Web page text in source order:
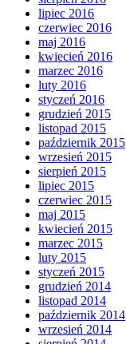
lipiec 2016
czerwiec 2016
maj 2016
kwiecień 2016
marzec 2016
luty 2016
styczeń 2016
grudzień 2015
listopad 2015
październik 2015
wrzesień 2015
sierpień 2015
lipiec 2015
czerwiec 2015
maj 2015
kwiecień 2015
marzec 2015
luty 2015
styczeń 2015
grudzień 2014
listopad 2014
październik 2014
wrzesień 2014